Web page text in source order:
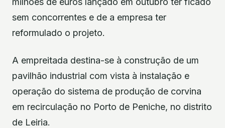
sem concorrentes e de a empresa ter
reformulado o projeto.
A empreitada destina-se à construção de um
pavilhão industrial com vista à instalação e
operação do sistema de produção de corvina
em recirculação no Porto de Peniche, no distrito
de Leiria.